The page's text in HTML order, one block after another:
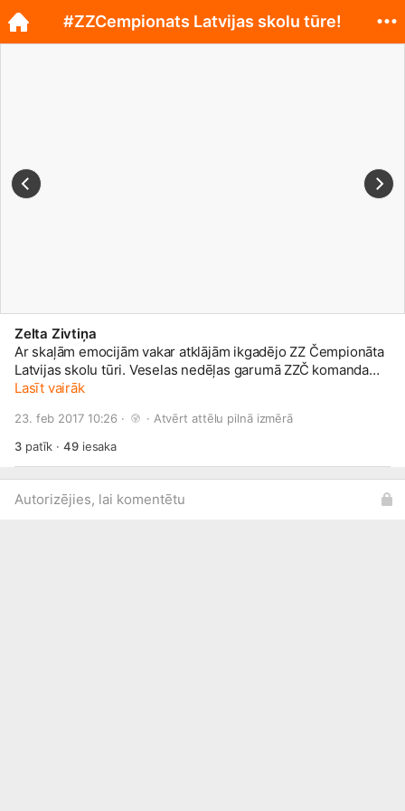
Zelta Zivtiņa
Ar skaļām emocijām vakar atklājām ikgadējo ZZ Čempionāta
Latvijas skolu tūri. Veselas nedēļas garumā ZZČ komanda
kopā ar mūziķiem, Zī&Zē un talismanu Lāci iepriecinās
jaunumiem. Tiekās!
Lasīt vairāk
23. feb 2017 10:26 · · Atvērt attēlu pilnā izmērā
3patīk ·49iesaka
Autorizējies, lai komentētu
#ZZCempionats Latvijas skolu tūre!